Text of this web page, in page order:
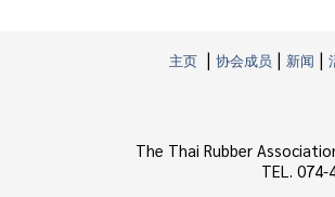
主页 | 协会成员 | 新闻 |
The Thai Rubber
TEL.